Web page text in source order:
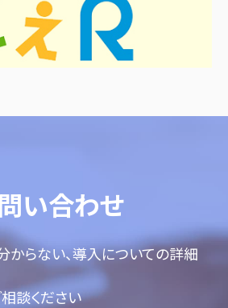
い合わせ
らない、導入についての詳細
談ください